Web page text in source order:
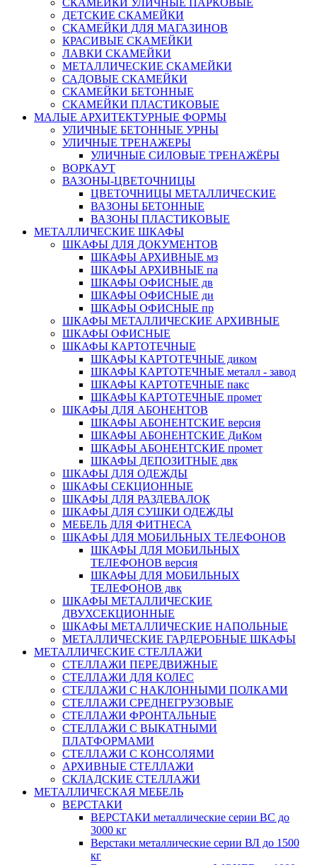
ДЕТСКИЕ СКАМЕЙКИ
СКАМЕЙКИ ДЛЯ МАГАЗИНОВ
КРАСИВЫЕ СКАМЕЙКИ
ЛАВКИ СКАМЕЙКИ
МЕТАЛЛИЧЕСКИЕ СКАМЕЙКИ
САДОВЫЕ СКАМЕЙКИ
СКАМЕЙКИ БЕТОННЫЕ
СКАМЕЙКИ ПЛАСТИКОВЫЕ
МАЛЫЕ АРХИТЕКТУРНЫЕ ФОРМЫ
УЛИЧНЫЕ БЕТОННЫЕ УРНЫ
УЛИЧНЫЕ ТРЕНАЖЕРЫ
УЛИЧНЫЕ СИЛОВЫЕ ТРЕНАЖЁРЫ
ВОРКАУТ
ВАЗОНЫ-ЦВЕТОЧНИЦЫ
ЦВЕТОЧНИЦЫ МЕТАЛЛИЧЕСКИЕ
ВАЗОНЫ БЕТОННЫЕ
ВАЗОНЫ ПЛАСТИКОВЫЕ
МЕТАЛЛИЧЕСКИЕ ШКАФЫ
ШКАФЫ ДЛЯ ДОКУМЕНТОВ
ШКАФЫ АРХИВНЫЕ мз
ШКАФЫ АРХИВНЫЕ па
ШКАФЫ ОФИСНЫЕ дв
ШКАФЫ ОФИСНЫЕ ди
ШКАФЫ ОФИСНЫЕ пр
ШКАФЫ МЕТАЛЛИЧЕСКИЕ АРХИВНЫЕ
ШКАФЫ ОФИСНЫЕ
ШКАФЫ КАРТОТЕЧНЫЕ
ШКАФЫ КАРТОТЕЧНЫЕ диком
ШКАФЫ КАРТОТЕЧНЫЕ металл - завод
ШКАФЫ КАРТОТЕЧНЫЕ пакс
ШКАФЫ КАРТОТЕЧНЫЕ промет
ШКАФЫ ДЛЯ АБОНЕНТОВ
ШКАФЫ АБОНЕНТСКИЕ версия
ШКАФЫ АБОНЕНТСКИЕ ДиКом
ШКАФЫ АБОНЕНТСКИЕ промет
ШКАФЫ ДЕПОЗИТНЫЕ двк
ШКАФЫ ДЛЯ ОДЕЖДЫ
ШКАФЫ СЕКЦИОННЫЕ
ШКАФЫ ДЛЯ РАЗДЕВАЛОК
ШКАФЫ ДЛЯ СУШКИ ОДЕЖДЫ
МЕБЕЛЬ ДЛЯ ФИТНЕСА
ШКАФЫ ДЛЯ МОБИЛЬНЫХ ТЕЛЕФОНОВ
ШКАФЫ ДЛЯ МОБИЛЬНЫХ
ТЕЛЕФОНОВ версия
ШКАФЫ ДЛЯ МОБИЛЬНЫХ
ТЕЛЕФОНОВ двк
ШКАФЫ МЕТАЛЛИЧЕСКИЕ
ДВУХСЕКЦИОННЫЕ
ШКАФЫ МЕТАЛЛИЧЕСКИЕ НАПОЛЬНЫЕ
МЕТАЛЛИЧЕСКИЕ ГАРДЕРОБНЫЕ ШКАФЫ
МЕТАЛЛИЧЕСКИЕ СТЕЛЛАЖИ
СТЕЛЛАЖИ ПЕРЕДВИЖНЫЕ
СТЕЛЛАЖИ ДЛЯ КОЛЕС
СТЕЛЛАЖИ С НАКЛОННЫМИ ПОЛКАМИ
СТЕЛЛАЖИ СРЕДНЕГРУЗОВЫЕ
СТЕЛЛАЖИ ФРОНТАЛЬНЫЕ
СТЕЛЛАЖИ С ВЫКАТНЫМИ
ПЛАТФОРМАМИ
СТЕЛЛАЖИ С КОНСОЛЯМИ
АРХИВНЫЕ СТЕЛЛАЖИ
СКЛАДСКИЕ СТЕЛЛАЖИ
МЕТАЛЛИЧЕСКАЯ МЕБЕЛЬ
ВЕРСТАКИ
ВЕРСТАКИ металлические серии ВС до
3000 кг
Верстаки металлические серии ВЛ до 1500
кг